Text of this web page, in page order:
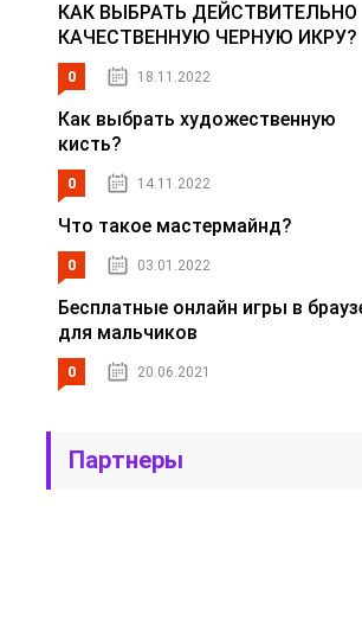
КАК ВЫБРАТЬ ДЕЙСТВИТЕЛЬНО
КАЧЕСТВЕННУЮ ЧЕРНУЮ ИКРУ?
0 18.11.2022
Как выбрать художественную
кисть?
0 14.11.2022
Что такое мастермайнд?
0 03.01.2022
Бесплатные онлайн игры в
для мальчиков
0 20.06.2021
Партнеры